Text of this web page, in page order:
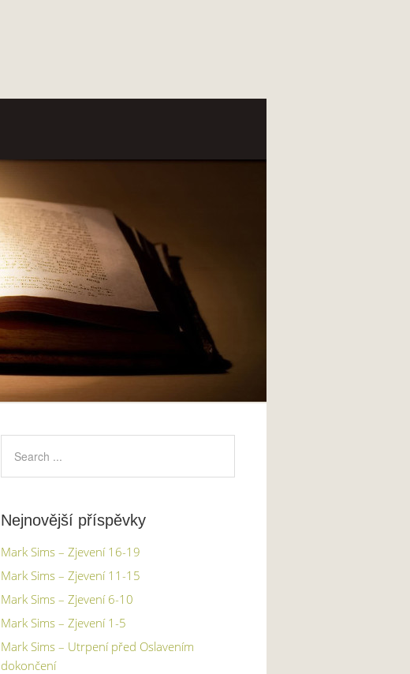
Nejnovější příspěvky
Mark Sims – Zjevení 16-19
Mark Sims – Zjevení 11-15
Mark Sims – Zjevení 6-10
Mark Sims – Zjevení 1-5
Mark Sims – Utrpení před Oslavením
dokončení